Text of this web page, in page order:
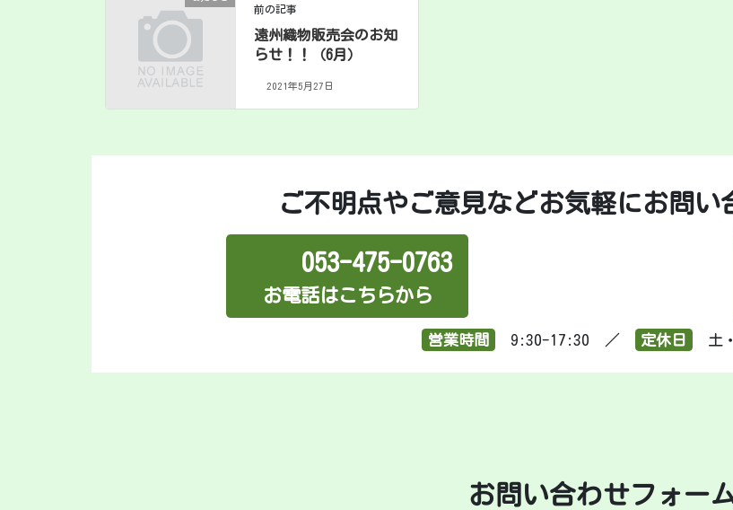
前の記事
遠州織物販売会のお知
らせ！！（6月）
2021年5月27日
ご不明点やご意見などお気軽にお問い
053-475-0763
お電話はこちらから
営業時間 9:30-17:30 ／ 定休日 土
お問い合わせフォー